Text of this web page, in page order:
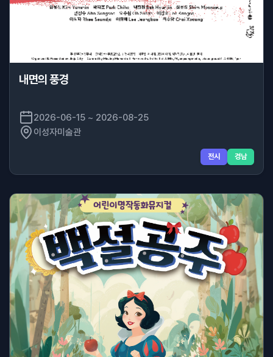
내면의 풍경
2026-06-15 ~ 2026-08-25
이성자미술관
전시 경남